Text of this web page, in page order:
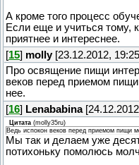
А кроме того процесс
Если еще и учиться тому,
приятнее и интереснее.
[15] molly [23.12.2012,
Про освящение пищи
веков перед приемом
нее.
[16] Lenababina
Цитата (molly35ru)
Ведь испокон веков перед приемом пищи
Мы так и делаем уже
потихоньку помолюсь